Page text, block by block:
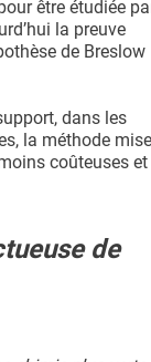
être étudiée
la preuve
de Breslow
dans les
la méthode
coûteuses
de